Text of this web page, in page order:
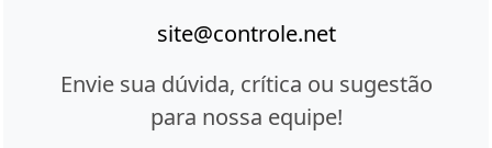
site@controle.net
Envie sua dúvida, crítica ou sugestão
para nossa equipe!